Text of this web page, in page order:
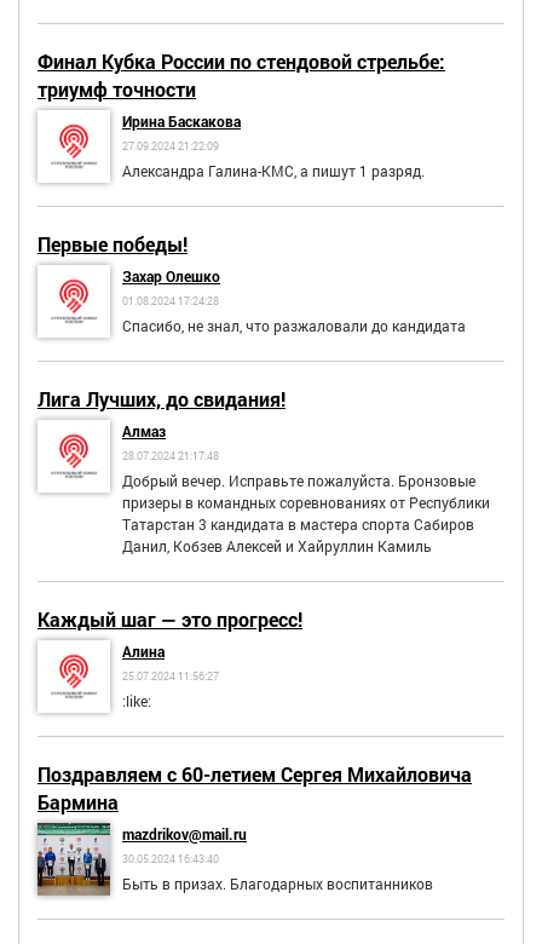
Финал Кубка России по стендовой стрельбе:
триумф точности
Ирина Баскакова
27.09.2024 21:22:09
Александра Галина-КМС, а пишут 1 разряд.
Первые победы!
Захар Олешко
01.08.2024 17:24:28
Спасибо, не знал, что разжаловали до кандидата
Лига Лучших, до свидания!
Алмаз
28.07.2024 21:17:48
Добрый вечер. Исправьте пожалуйста. Бронзовые
призеры в командных соревнованиях от Республики
Татарстан 3 кандидата в мастера спорта Сабиров
Данил, Кобзев Алексей и Хайруллин Камиль
Каждый шаг — это прогресс!
Алина
25.07.2024 11:56:27
:like:
Поздравляем с 60-летием Сергея Михайловича
Бармина
mazdrikov@mail.ru
30.05.2024 16:43:40
Быть в призах. Благодарных воспитанников